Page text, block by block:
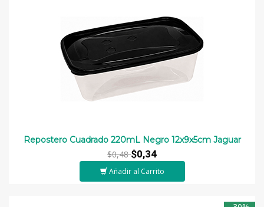
Repostero Cuadrado 220mL Negro 12x9x5cm Jaguar
$0,48$0,34
Añadir al Carrito